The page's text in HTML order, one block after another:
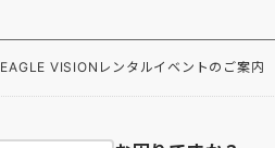
EAGLE VISIONレンタルイベントのご案内